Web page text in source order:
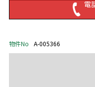
電
物件No A-005366